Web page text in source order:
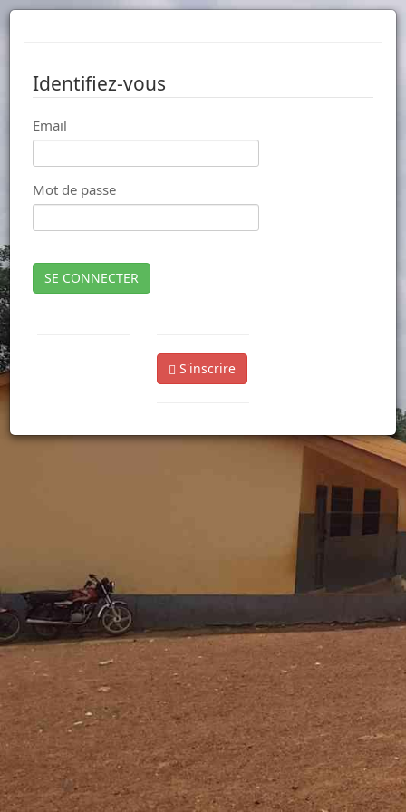
Identifiez-vous
Email
Mot de passe
SE CONNECTER
S'inscrire